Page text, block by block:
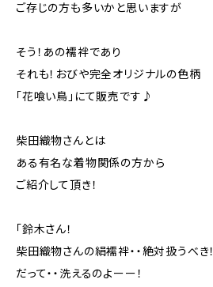
ご存じの方も多いかと思いますが
そう！あの襦袢であり
それも！おびや完全オリジナルの色柄
「花喰い鳥」にて販売です♪
柴田織物さんとは
ある有名な着物関係の方から
ご紹介して頂き！
「鈴木さん！
柴田織物さんの絹襦袢・・絶対扱うべき！
だって・・洗えるのよーー！